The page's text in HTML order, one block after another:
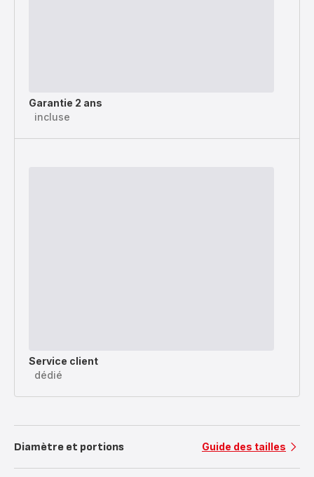
Garantie 2 ans
incluse
Service client
dédié
Diamètre et portions Guide des tailles